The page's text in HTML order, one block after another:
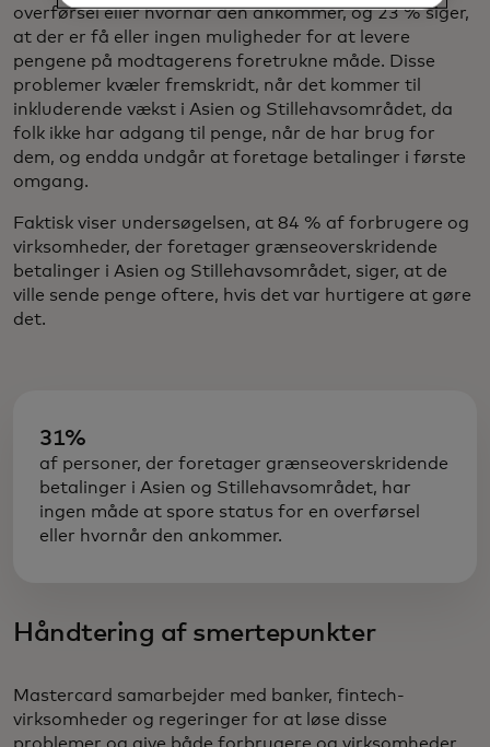
overførsel eller hvornår den ankommer, og 23 % siger,
at der er få eller ingen muligheder for at levere
pengene på modtagerens foretrukne måde. Disse
problemer kvæler fremskridt, når det kommer til
inkluderende vækst i Asien og Stillehavsområdet, da
folk ikke har adgang til penge, når de har brug for
dem, og endda undgår at foretage betalinger i første
omgang.
Faktisk viser undersøgelsen, at 84 % af forbrugere og
virksomheder, der foretager grænseoverskridende
betalinger i Asien og Stillehavsområdet, siger, at de
ville sende penge oftere, hvis det var hurtigere at gøre
det.
31%
af personer, der foretager grænseoverskridende
betalinger i Asien og Stillehavsområdet, har
ingen måde at spore status for en overførsel
eller hvornår den ankommer.
Håndtering af smertepunkter
Mastercard samarbejder med banker, fintech-
virksomheder og regeringer for at løse disse